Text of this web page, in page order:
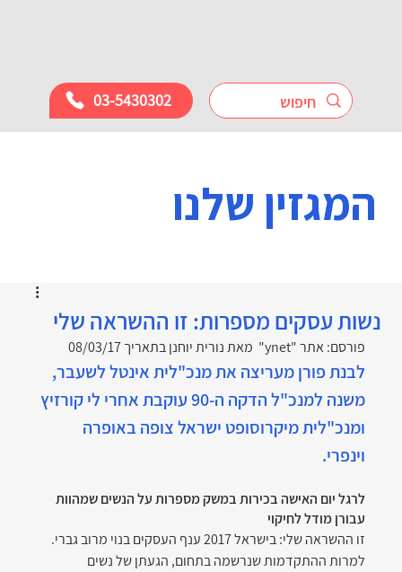
03-5430302
המגזין שלנו
נשות עסקים מספרות: זו ההשראה שלי
פורסם: אתר "ynet"  מאת נורית יוחנן בתאריך 08/03/17
לבנת פורן מעריצה את מנכ"לית אינטל לשעבר,
משנה למנכ"ל הדקה ה-90 עוקבת אחרי לי קורזיץ
ומנכ"לית מיקרוסופט ישראל צופה באופרה
וינפרי.
לרגל יום האישה בכירות במשק מספרות על הנשים שמהוות
עבורן מודל לחיקוי
זו ההשראה שלי: בישראל 2017 ענף העסקים בנוי מרוב גברי.
למרות ההתקדמות שנרשמה בתחום, הגעתן של נשים